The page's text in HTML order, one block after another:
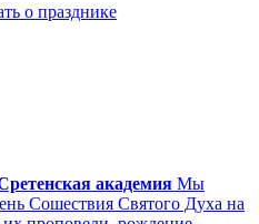
о празднике
академия Мы
Сошествия Святого Духа на